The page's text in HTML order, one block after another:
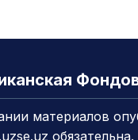
материалов
обязательна.